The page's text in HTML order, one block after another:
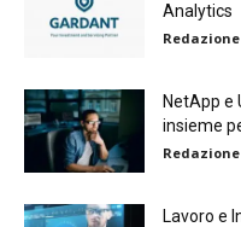
Analytics
NetApp e
insieme
Lavoro e